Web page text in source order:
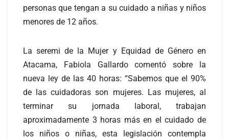
personas que tengan a su cuidado a niñas y niños
menores de 12 años.
La seremi de la Mujer y Equidad de Género en
Atacama, Fabiola Gallardo comentó sobre la
nueva ley de las 40 horas: “Sabemos que el 90%
de las cuidadoras son mujeres. Las mujeres, al
terminar su jornada laboral, trabajan
aproximadamente 3 horas más en el cuidado de
los niños o niñas, esta legislación contempla